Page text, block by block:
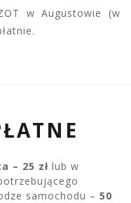
w Augustowie (w
– 25 zł lub w
samochodu – 50